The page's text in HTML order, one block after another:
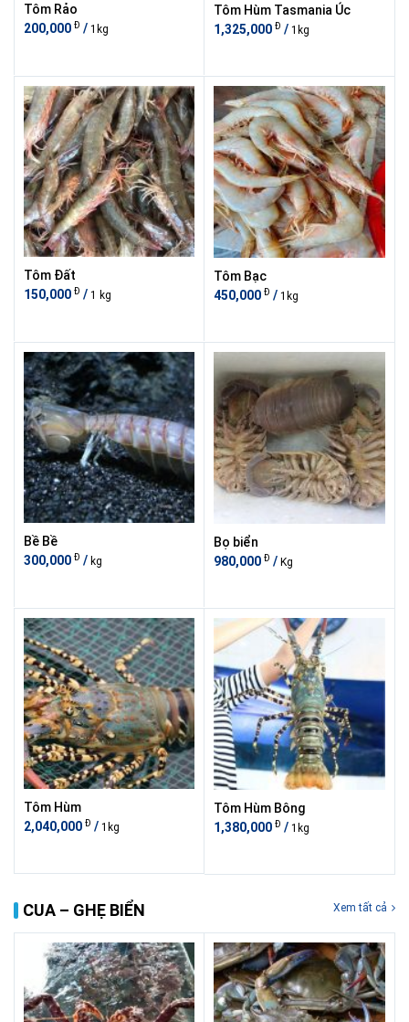
Tôm Rảo
200,000 Đ / 1kg
Tôm Hùm Tasmania Úc
1,325,000 Đ / 1kg
Tôm Đất
150,000 Đ / 1 kg
Tôm Bạc
450,000 Đ / 1kg
Bề Bề
300,000 Đ / kg
Bọ biển
980,000 Đ / Kg
Tôm Hùm
2,040,000 Đ / 1kg
Tôm Hùm Bông
1,380,000 Đ / 1kg
CUA – GHẸ BIỂN Xem tất cả